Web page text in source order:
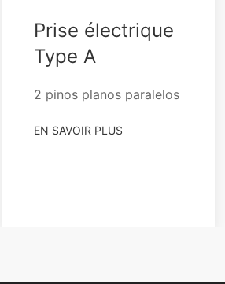
Prise électrique
Type A
2 pinos planos paralelos
EN SAVOIR PLUS